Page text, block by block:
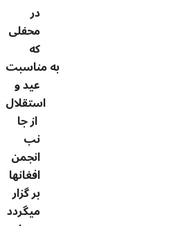
در
محفلی
که
به مناسبت
عيد و
استقلال
از جا
نب
انجمن
افغانها
بر گزار
میگردد